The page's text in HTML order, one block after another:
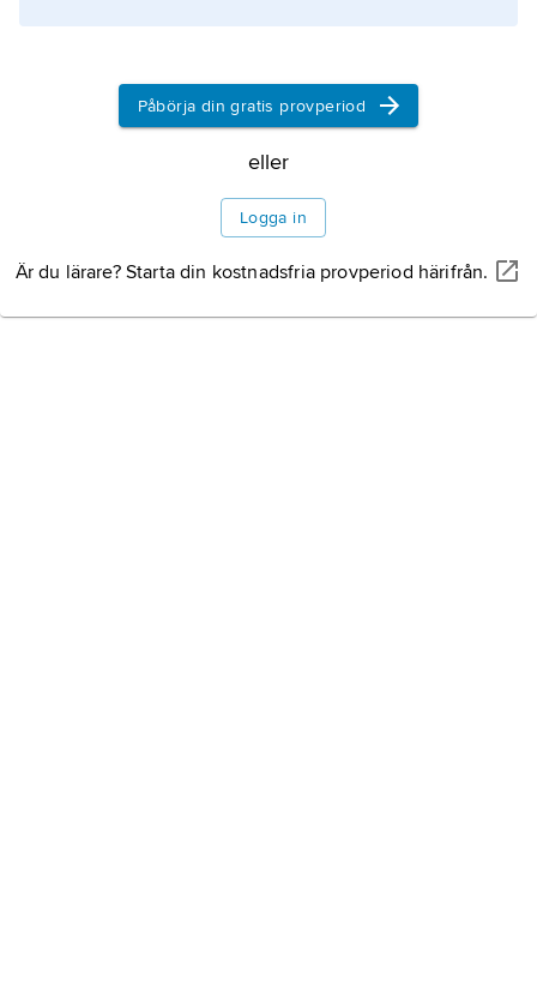
Påbörja din gratis provperiod
eller
Logga in
Är du lärare? Starta din kostnadsfria provperiod härifrån.